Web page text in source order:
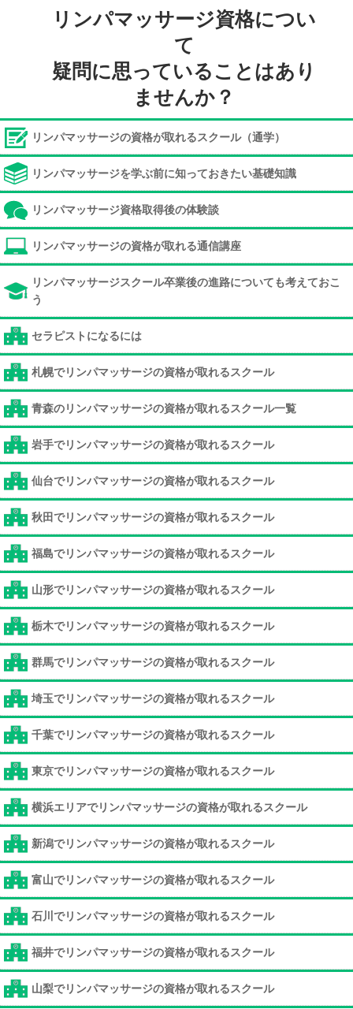
リンパマッサージ資格につい
て
疑問に思っていることはあり
ませんか？
リンパマッサージの資格が取れるスクール（通学）
リンパマッサージを学ぶ前に知っておきたい基礎知識
リンパマッサージ資格取得後の体験談
リンパマッサージの資格が取れる通信講座
リンパマッサージスクール卒業後の進路についても考えておこ
う
セラピストになるには
札幌でリンパマッサージの資格が取れるスクール
青森のリンパマッサージの資格が取れるスクール一覧
岩手でリンパマッサージの資格が取れるスクール
仙台でリンパマッサージの資格が取れるスクール
秋田でリンパマッサージの資格が取れるスクール
福島でリンパマッサージの資格が取れるスクール
山形でリンパマッサージの資格が取れるスクール
栃木でリンパマッサージの資格が取れるスクール
群馬でリンパマッサージの資格が取れるスクール
埼玉でリンパマッサージの資格が取れるスクール
千葉でリンパマッサージの資格が取れるスクール
東京でリンパマッサージの資格が取れるスクール
横浜エリアでリンパマッサージの資格が取れるスクール
新潟でリンパマッサージの資格が取れるスクール
富山でリンパマッサージの資格が取れるスクール
石川でリンパマッサージの資格が取れるスクール
福井でリンパマッサージの資格が取れるスクール
山梨でリンパマッサージの資格が取れるスクール